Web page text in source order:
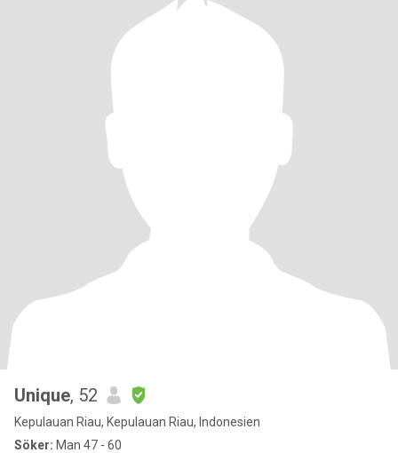
Unique, 52
Kepulauan Riau, Kepulauan Riau, Indonesien
Söker: Man 47 - 60